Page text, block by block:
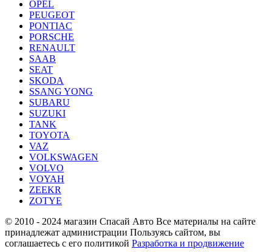
OPEL
PEUGEOT
PONTIAC
PORSCHE
RENAULT
SAAB
SEAT
SKODA
SSANG YONG
SUBARU
SUZUKI
TANK
TOYOTA
VAZ
VOLKSWAGEN
VOLVO
VOYAH
ZEEKR
ZOTYE
© 2010 - 2024 магазин Спасай Авто Все материалы на сайте
принадлежат администрации Пользуясь сайтом, вы
соглашаетесь с его политикой Разработка и продвижение